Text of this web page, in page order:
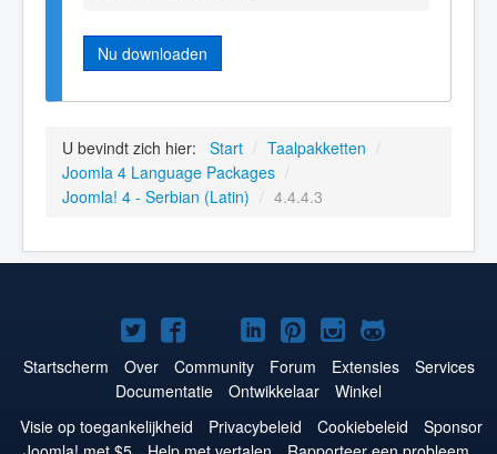
Nu downloaden
U bevindt zich hier: Start / Taalpakketten /
Joomla 4 Language Packages /
Joomla! 4 - Serbian (Latin) / 4.4.4.3
Joomla!
op
Twitter
Joomla!
op
Facebook
Joomla!
op
YouTube
Joomla!
op
LinkedIn
Joomla!
op
Pinterest
Joomla!
op
Instagram
Joomla!
op
GitHub
Startscherm Over Community Forum Extensies
Services
Documentatie
Ontwikkelaar
Winkel
Visie op toegankelijkheid
Privacybeleid Cookiebeleid
Sponsor